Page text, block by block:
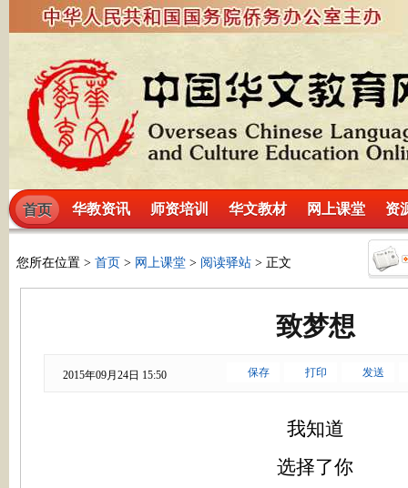
首页 华教资讯 师资培训 华文教材 网上课堂 资
您所在位置 > 首页 > 网上课堂 > 阅读驿站 > 正文
致梦想
2015年09月24日 15:50 保存 打印 发送
我知道
选择了你